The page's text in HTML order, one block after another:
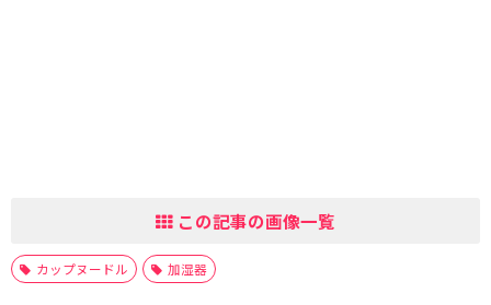
この記事の画像一覧
カップヌードル 加湿器